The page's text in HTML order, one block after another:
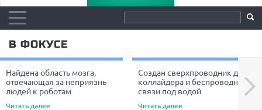
В ФОКУСЕ
Найдена область мозга,
отвечающая за неприязнь
людей к роботам
Читать далее
Создан сверхпроводник для
коллайдера и беспроводной
связи под водой
Читать далее
Next